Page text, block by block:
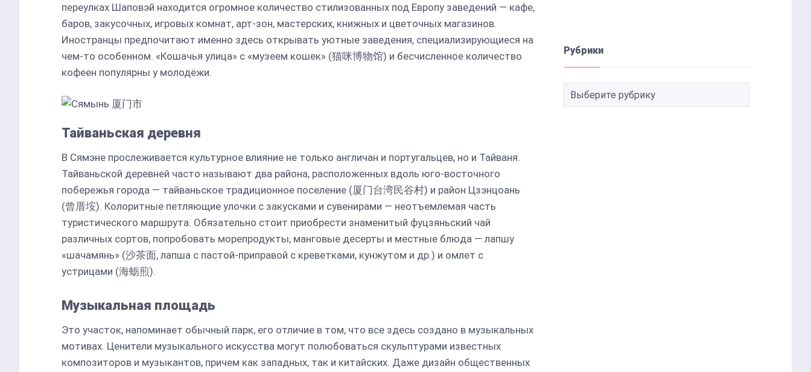
переулках Шаповэй находится огромное количество стилизованных под Европу заведений — кафе,
баров, закусочных, игровых комнат, арт-зон, мастерских, книжных и цветочных магазинов.
Иностранцы предпочитают именно здесь открывать уютные заведения, специализирующиеся на
чем-то особенном. «Кошачья улица» с «музеем кошек» (猫咪博物馆) и бесчисленное количество
кофеен популярны у молодёжи.
Тайваньская деревня
В Сямэне прослеживается культурное влияние не только англичан и португальцев, но и Тайваня.
Тайваньской деревней часто называют два района, расположенных вдоль юго-восточного
побережья города — тайваньское традиционное поселение (厦门台湾民谷村) и район Цзэнцоань
(曾厝垵). Колоритные петляющие улочки с закусками и сувенирами — неотъемлемая часть
туристического маршрута. Обязательно стоит приобрести знаменитый фуцзяньский чай
различных сортов, попробовать морепродукты, манговые десерты и местные блюда — лапшу
«шачамянь» (沙茶面, лапша с пастой-приправой с креветками, кунжутом и др.) и омлет с
устрицами (海蛎煎).
Музыкальная площадь
Это участок, напоминает обычный парк, его отличие в том, что все здесь создано в музыкальных
мотивах. Ценители музыкального искусства могут полюбоваться скульптурами известных
композиторов и музыкантов, причем как западных, так и китайских. Даже дизайн общественных
Рубрики